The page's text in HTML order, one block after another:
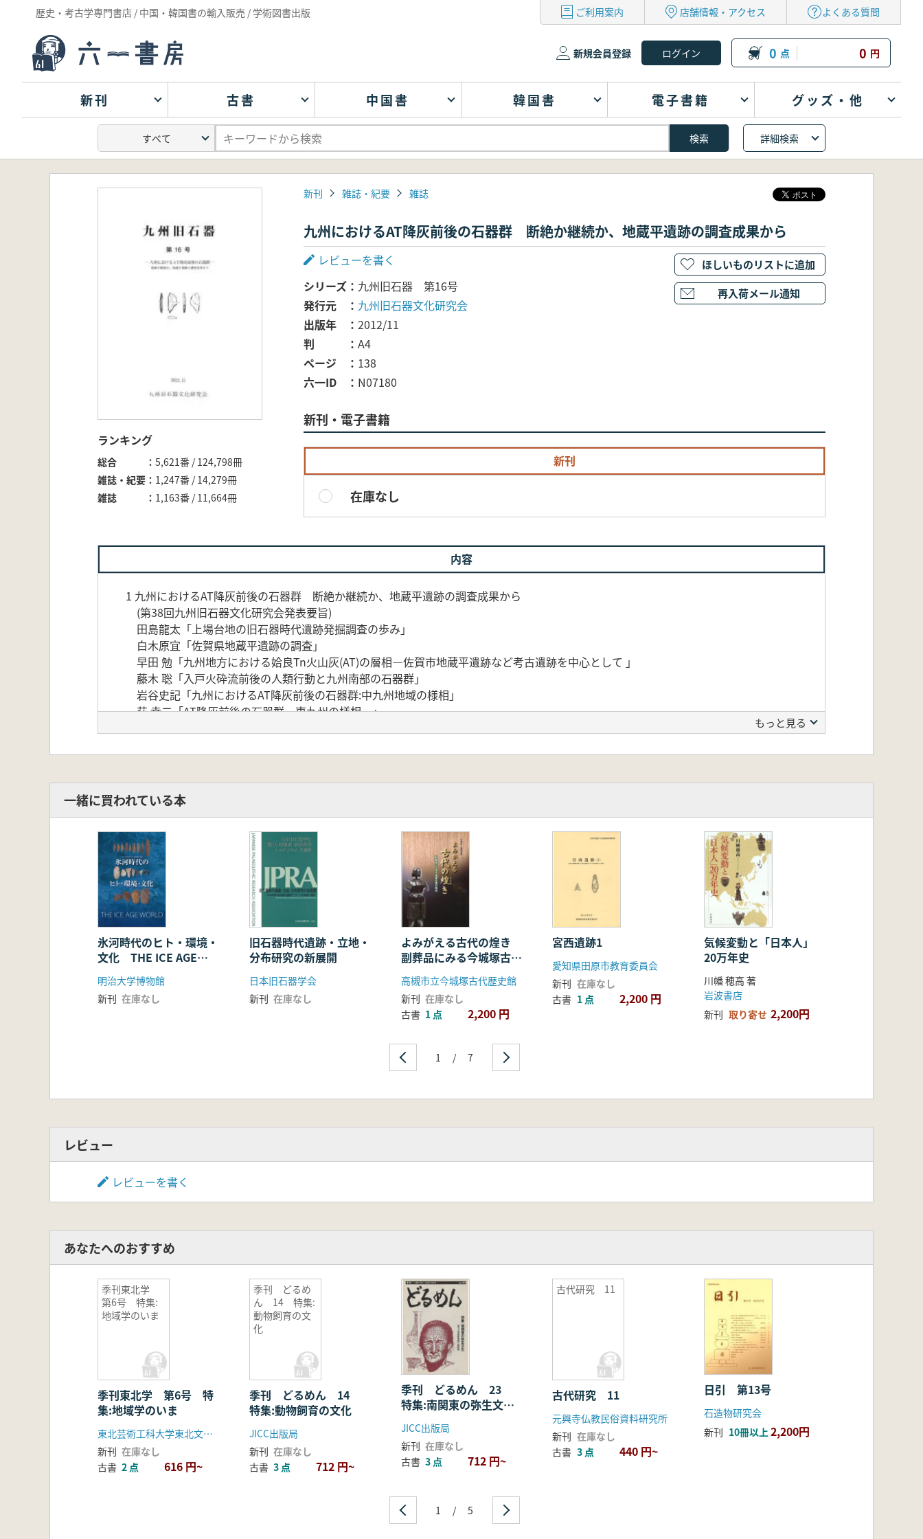
歴史・考古学専門書店 / 中国・韓国書の輸入販売 / 学術図書出版 ご利用案内 店舗情報・アクセス よくある質問
新規会員登録 0 点 0 円
新刊 古書 中国書 韓国書 電子書籍 グッズ・他
詳細検索
ランキング
総合
5,621番 / 124,798冊
雑誌・紀要
1,247番 / 14,279冊
雑誌
1,163番 / 11,664冊
新刊 雑誌・紀要 雑誌
九州におけるAT降灰前後の石器群 断絶か継続か、地蔵平遺跡の調査成果から
レビューを書く
シリーズ
九州旧石器 第16号
発行元
九州旧石器文化研究会
出版年
2012/11
判
A4
ページ
138
六一ID
N07180
新刊・電子書籍
新刊
在庫なし
ほしいものリストに追加
再入荷メール通知
内容
1 九州におけるAT降灰前後の石器群 断絶か継続か、地蔵平遺跡の調査成果から
(第38回九州旧石器文化研究会発表要旨)
田島龍太「上場台地の旧石器時代遺跡発掘調査の歩み」
白木原宜「佐賀県地蔵平遺跡の調査」
早田 勉「九州地方における姶良Tn火山灰(AT)の層相―佐賀市地蔵平遺跡など考古遺跡を中心として 」
藤木 聡「入戸火砕流前後の人類行動と九州南部の石器群」
岩谷史記「九州におけるAT降灰前後の石器群:中九州地域の様相」
荻 幸二「AT降灰前後の石器群―東九州の様相―」
2 九州旧石器文化の研究
越知睦和・沖野誠・田上智也「別府湾沿岸地域における旧石器時代資料(その5) 角田司郎氏採集資料よリ」
秋成雅博「長崎県佐世保市焼野遺跡採集の黒曜石製国府型ナイフ形石器」
藤木 聡「有馬七蔵と剰片尖頭器 1929年(昭和4)以前に採集されていた旧石器」
川道 寛「井手寿謙の「趣味」 「野岳の発見」・西日本旧石器研究の草分け」
音留秀敏「右近法真と地蔵平遺跡」
舌留秀敏 書評:芝康次郎著『九州における細石刃石器群の研究』
3 調査研究動向
山崎真治「沖縄県の動向」
馬籠亮道「鹿児島県の動向」
沖野 誠「宮崎県の動向」
宮田 剛「大分県の動向」
越知睦和「熊本県の動向」
辻田直人「長崎県の動向」
もっと見る
一緒に買われている本
氷河時代のヒト・環境・
文化 THE ICE AGE
WORLD
明治大学博物館
新刊 在庫なし
旧石器時代遺跡・立地・
分布研究の新展開
日本旧石器学会
新刊 在庫なし
よみがえる古代の煌き
副葬品にみる今城塚古墳
の時代
高槻市立今城塚古代歴史館
新刊 在庫なし
古書 1 点 2,200 円
宮西遺跡1
愛知県田原市教育委員会
新刊 在庫なし
古書 1 点 2,200 円
気候変動と「日本人」
20万年史
川幡 穂高 著
岩波書店
新刊 取り寄せ 2,200円
1 / 7
レビュー
レビューを書く
あなたへのおすすめ
季刊東北学
第6号 特集:
地域学のいま
季刊東北学 第6号 特
集:地域学のいま
東北芸術工科大学東北文化研究センター発行 柏書房
新刊 在庫なし
古書 2 点 616 円~
季刊 どるめ
ん 14 特集:
動物飼育の文
化
季刊 どるめん 14
特集:動物飼育の文化
JICC出版局
新刊 在庫なし
古書 3 点 712 円~
季刊 どるめん 23
特集:南関東の弥生文
化 弥生文化後進地域の
諸問題
JICC出版局
新刊 在庫なし
古書 3 点 712 円~
古代研究 11
古代研究 11
元興寺仏教民俗資料研究所
新刊 在庫なし
古書 3 点 440 円~
日引 第13号
石造物研究会
新刊 10冊以上2,200円
1 / 5